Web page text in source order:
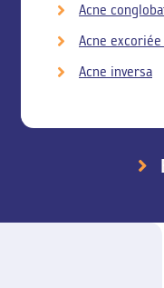
Acne
Acne
Acne inversa